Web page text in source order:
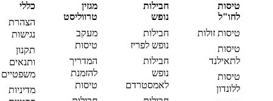
טיסות
לחו"ל
טיסות זולות
טיסות
לתאילנד
טיסות
ללונדון
חבילות
נופש
חבילות
נופש לפריז
חבילות
נופש
לאמסטרדם
מגזין
טרווליסט
מעקב
טיסות
המדריך
להזמנת
טיסות
כללי
הצהרת
נגישות
תקנון
ותנאים
משפטיים
מדיניות